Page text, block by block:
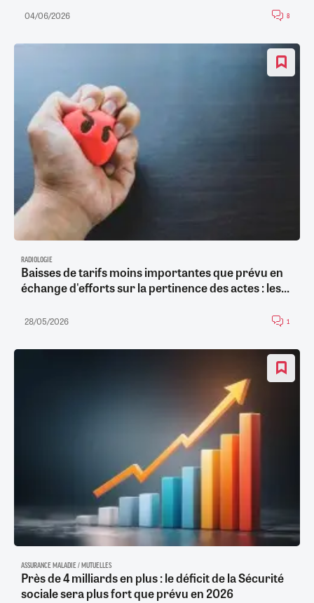
04/06/2026 8
RADIOLOGIE
Baisses de tarifs moins importantes que prévu en
échange d'efforts sur la pertinence des actes : les...
28/05/2026 1
ASSURANCE MALADIE / MUTUELLES
Près de 4 milliards en plus : le déficit de la Sécurité
sociale sera plus fort que prévu en 2026